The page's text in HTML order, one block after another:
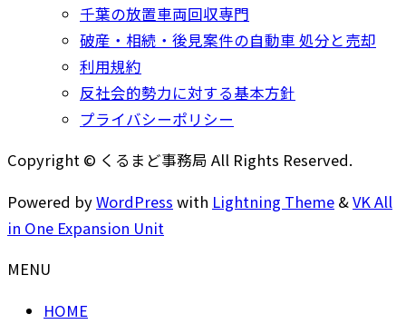
千葉の放置車両回収専門
破産・相続・後見案件の自動車 処分と売却
利用規約
反社会的勢力に対する基本方針
プライバシーポリシー
Copyright © くるまど事務局 All Rights Reserved.
Powered byWordPress with Lightning Theme &VK All
in One Expansion Unit
MENU
HOME